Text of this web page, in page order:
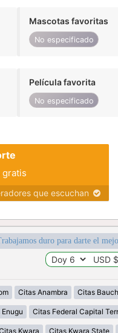
Mascotas favoritas
No especificado
Película favorita
No especificado
gratis
que escuchan
duro para darte el
Citas Anambra Citas
Citas Federal Capital
Kwara Citas Kwara State